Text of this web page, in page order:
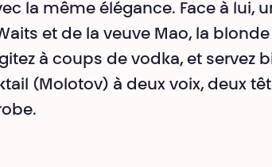
la même élégance. Face à lui,
et de la veuve Mao, la
à coups de vodka, et servez
(Molotov) à deux voix, deux